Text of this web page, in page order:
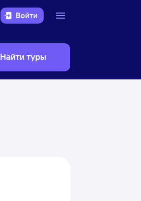
Войти
Найти туры